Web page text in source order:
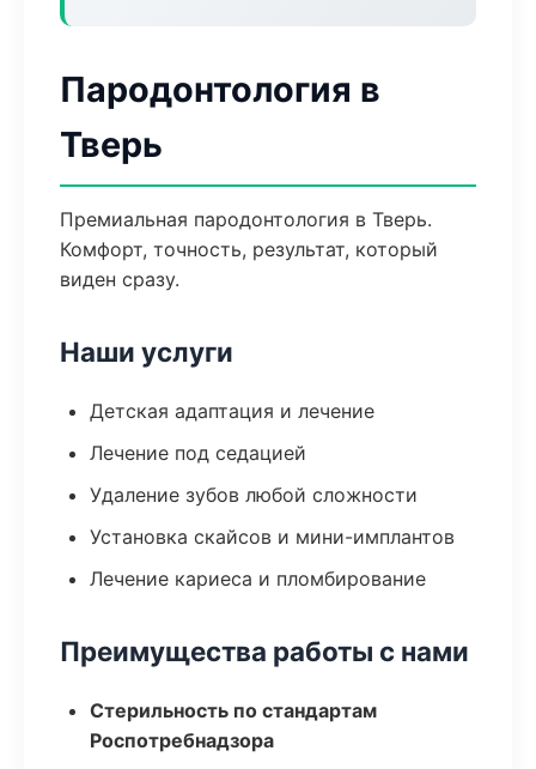
Пародонтология в
Тверь
Премиальная пародонтология в Тверь.
Комфорт, точность, результат, который
виден сразу.
Наши услуги
Детская адаптация и лечение
Лечение под седацией
Удаление зубов любой сложности
Установка скайсов и мини-имплантов
Лечение кариеса и пломбирование
Преимущества работы с нами
Стерильность по стандартам
Роспотребнадзора